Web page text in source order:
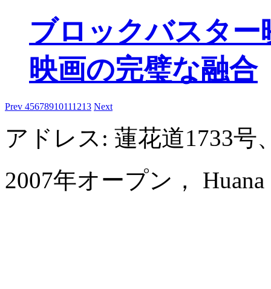
ブロックバスタ
映画の完璧な融合
Prev 45678910111213 Next
アドレス: 蓮花道1733号
2007年オープン，